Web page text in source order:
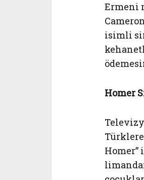
Ermeni
isimli
Homer
Homer”